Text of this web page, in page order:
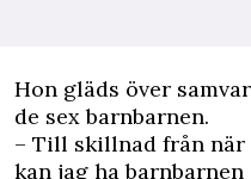
Hon gläds över
de sex barnbarnen.
– Till skillnad från när
kan jag ha